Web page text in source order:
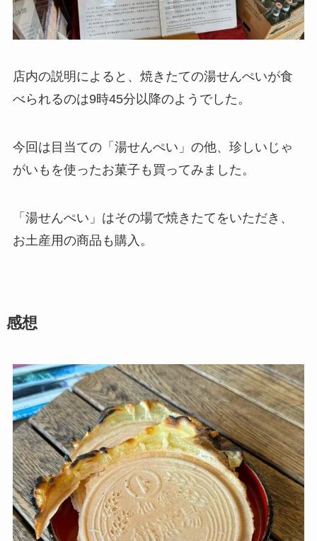
店内の説明によると、焼きたての湯せんぺいが食
べられるのは9時45分以降のようでした。
今回は目当ての「湯せんぺい」の他、珍しいじゃ
がいもを使ったお菓子も買ってみました。
「湯せんぺい」はその場で焼きたてをいただき、
お土産用の商品も購入。
感想